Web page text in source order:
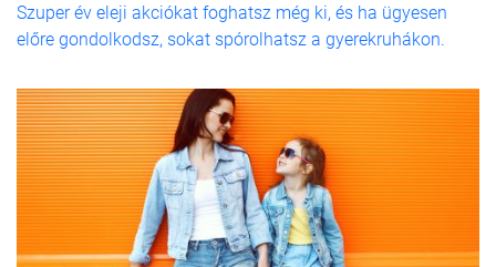
Szuper év eleji akciókat foghatsz még ki, és ha ügyesen
előre gondolkodsz, sokat spórolhatsz a gyerekruhákon.